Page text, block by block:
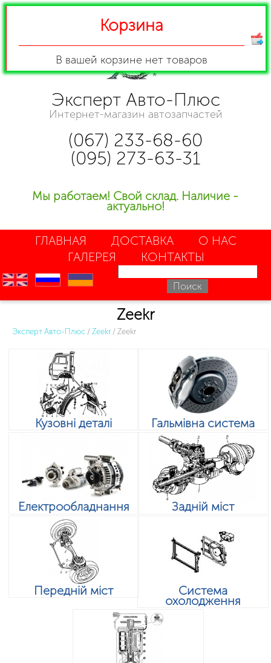
Эксперт Авто-Плюс
Интернет-магазин автозапчастей
(067) 233-68-60
(095) 273-63-31
Мы работаем! Свой склад. Наличие -
актуально!
ГЛАВНАЯ ДОСТАВКА
О НАС
ГАЛЕРЕЯ
КОНТАКТЫ
en ru uk
Zeekr
Эксперт Авто-Плюс / Zeekr / Zeekr
Кузовні деталі Гальмівна система
Електрообладнання Задній міст
Передній міст Система
охолодження
Корзина
В вашей корзине нет товаров